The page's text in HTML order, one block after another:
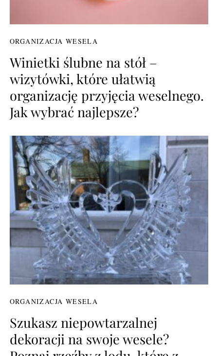
ORGANIZACJA WESELA
Winietki ślubne na stół –
wizytówki, które ułatwią
organizację przyjęcia weselnego.
Jak wybrać najlepsze?
ORGANIZACJA WESELA
Szukasz niepowtarzalnej
dekoracji na swoje wesele?